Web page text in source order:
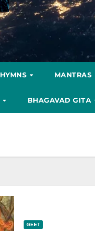
HYMNS MANTRAS
BHAGAVAD GITA
GEET